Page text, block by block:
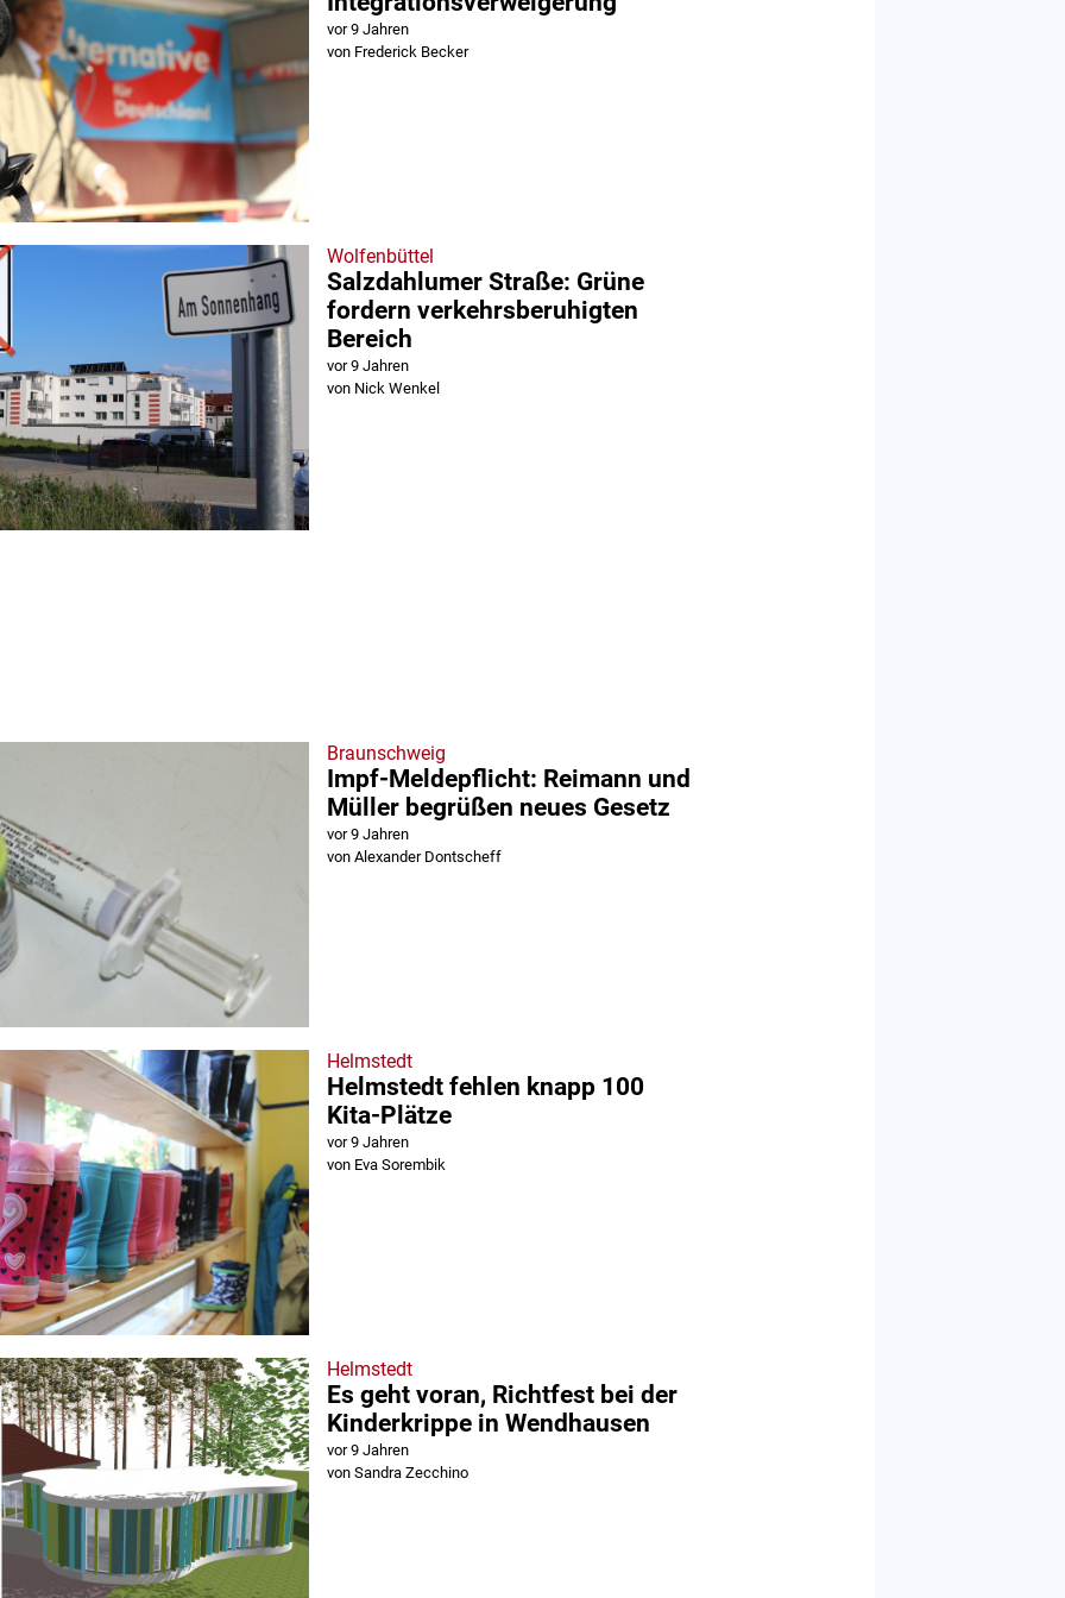
vor 9 Jahren
von Frederick Becker
Wolfenbüttel
Salzdahlumer Straße: Grüne
fordern verkehrsberuhigten
Bereich
vor 9 Jahren
von Nick Wenkel
Braunschweig
Impf-Meldepflicht: Reimann und
Müller begrüßen neues Gesetz
vor 9 Jahren
von Alexander Dontscheff
Helmstedt
Helmstedt fehlen knapp 100
Kita-Plätze
vor 9 Jahren
von Eva Sorembik
Helmstedt
Es geht voran, Richtfest bei der
Kinderkrippe in Wendhausen
vor 9 Jahren
von Sandra Zecchino